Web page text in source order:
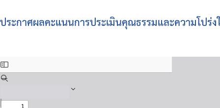
ประกาศผลคะแนนการประเมินคุณธรรมและความโป